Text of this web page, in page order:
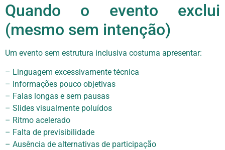
Quando o evento exclui
(mesmo sem intenção)
Um evento sem estrutura inclusiva costuma apresentar:
– Linguagem excessivamente técnica
– Informações pouco objetivas
– Falas longas e sem pausas
– Slides visualmente poluídos
– Ritmo acelerado
– Falta de previsibilidade
– Ausência de alternativas de participação